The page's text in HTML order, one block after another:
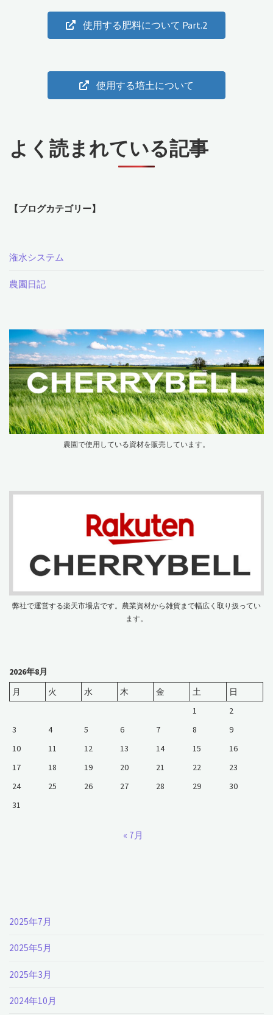
使用する肥料について Part.2
使用する培土について
よく読まれている記事
【ブログカテゴリー】
潅水システム
農園日記
農園で使用している資材を販売しています。
弊社で運営する楽天市場店です。農業資材から雑貨まで幅広く取り扱ってい
ます。
2026年8月
月
火 水 木 金 土
日
1
2
3
4 5 6 7 8
9
10
11 12 13 14 15
16
17
18 19 20 21 22
23
24
25 26 27 28 29
30
31
« 7月
2025年7月
2025年5月
2025年3月
2024年10月